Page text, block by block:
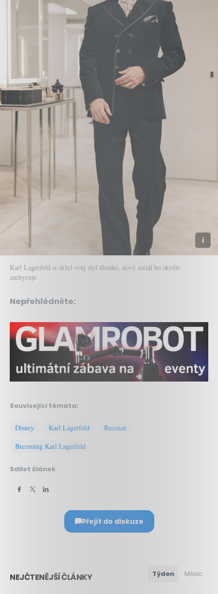
Karl Lagerfeld si držel svůj styl dlouho, nový seriál ho skvěle
zachycuje
Nepřehlédněte:
Související témata:
Disney Karl Lagerfeld
Recenze
Becoming Karl Lagerfeld
Sdílet článek
Přejít do diskuze
NEJČTENĚJŠÍ ČLÁNKY Týden Měsíc